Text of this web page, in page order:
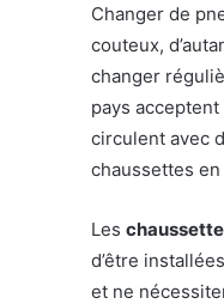
Changer de
couteux,
changer
pays
circulent avec
chaussettes
Les
d’être
et ne